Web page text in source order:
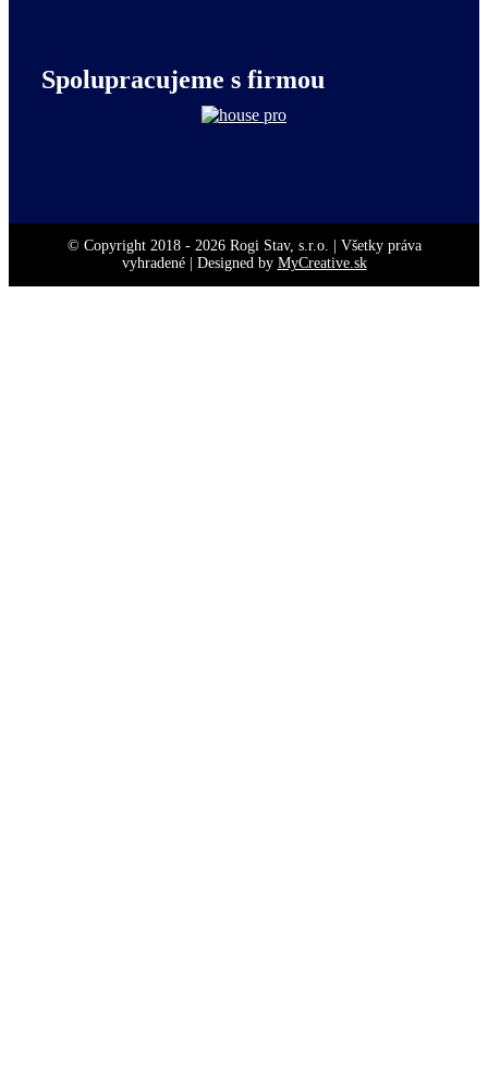
Spolupracujeme s firmou
© Copyright 2018 - 2026 Rogi Stav, s.r.o. | Všetky práva
vyhradené | Designed by MyCreative.sk